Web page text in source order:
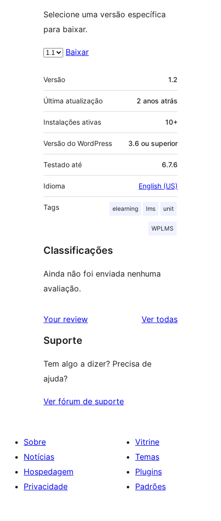
Selecione uma versão específica
para baixar.
Baixar
Meta
Versão 1.2
Última atualização 2 anos atrás
Instalações ativas 10+
Versão do WordPress 3.6 ou superior
Testado até 6.7.6
Idioma English (US)
Tags elearning lms unit
WPLMS
Classificações
Ainda não foi enviada nenhuma
avaliação.
Your review Ver todasavaliações
Suporte
Tem algo a dizer? Precisa de
ajuda?
Ver fórum de suporte
Sobre
Notícias
Hospedagem
Privacidade
Vitrine
Temas
Plugins
Padrões